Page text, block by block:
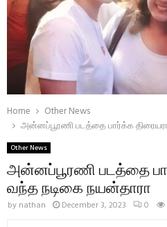
Home
Other News
அன்னப்பூரணி படத்தை பார்க்க
Other News
அன்னப்பூரணி படத்தை
வந்த நடிகை நயன்தாரா
by nathan December 3, 2023 0